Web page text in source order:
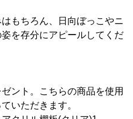
もちろん、日向ぼっこやニ
を存分にアピールしてくだ
ント。こちらの商品を使用
いただきます。